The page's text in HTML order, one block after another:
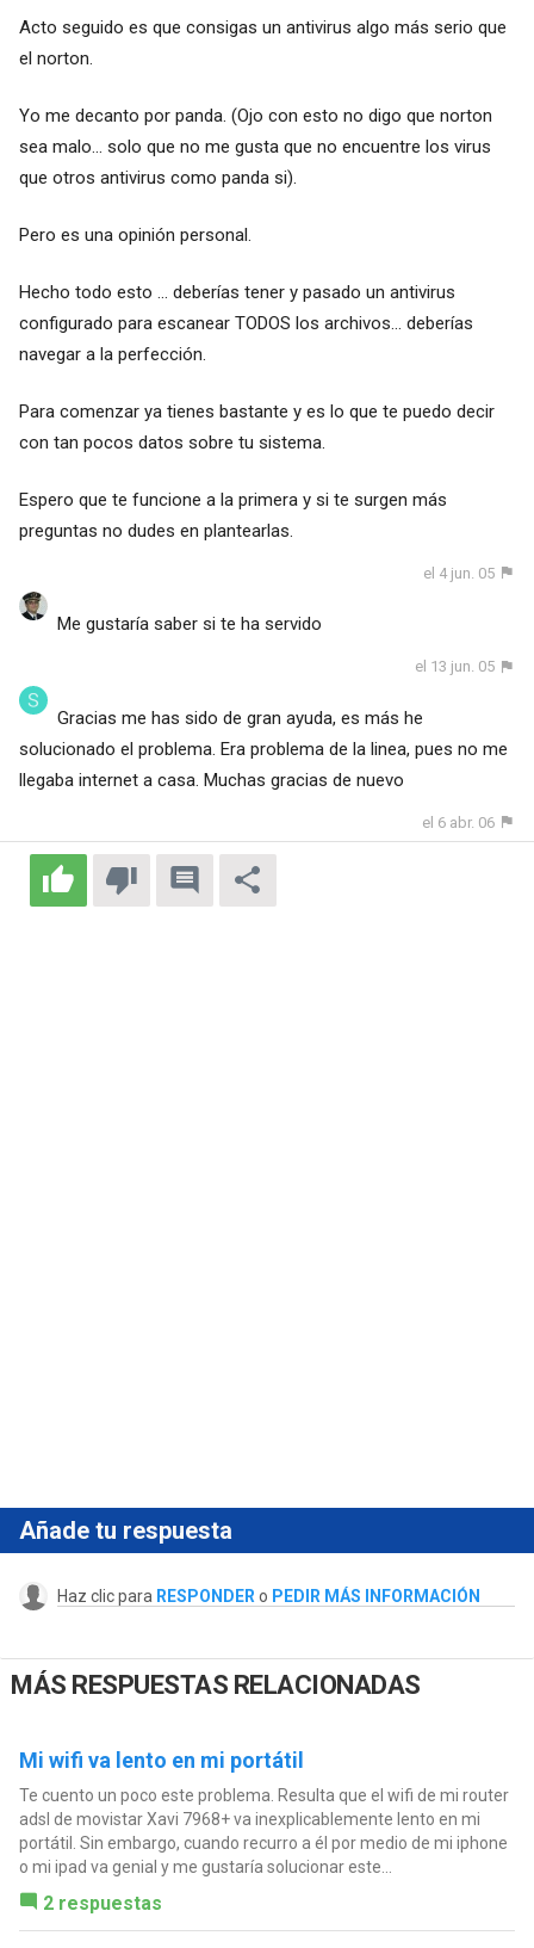
Acto seguido es que consigas un antivirus algo más serio que
el norton.
Yo me decanto por panda. (Ojo con esto no digo que norton
sea malo... solo que no me gusta que no encuentre los virus
que otros antivirus como panda si).
Pero es una opinión personal.
Hecho todo esto ... deberías tener y pasado un antivirus
configurado para escanear TODOS los archivos... deberías
navegar a la perfección.
Para comenzar ya tienes bastante y es lo que te puedo decir
con tan pocos datos sobre tu sistema.
Espero que te funcione a la primera y si te surgen más
preguntas no dudes en plantearlas.
el 4 jun. 05
Me gustaría saber si te ha servido
el 13 jun. 05
Gracias me has sido de gran ayuda, es más he
solucionado el problema. Era problema de la linea, pues no me
llegaba internet a casa. Muchas gracias de nuevo
el 6 abr. 06
Añade tu respuesta
Haz clic para RESPONDER o PEDIR MÁS INFORMACIÓN
MÁS RESPUESTAS RELACIONADAS
Mi wifi va lento en mi portátil
Te cuento un poco este problema. Resulta que el wifi de mi router
adsl de movistar Xavi 7968+ va inexplicablemente lento en mi
portátil. Sin embargo, cuando recurro a él por medio de mi iphone
o mi ipad va genial y me gustaría solucionar este...
2 respuestas